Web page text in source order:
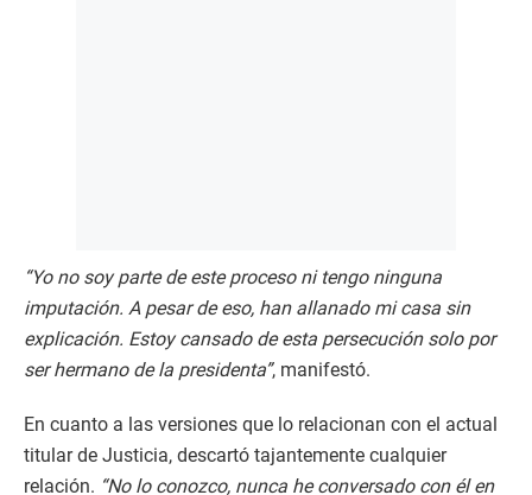
“Yo no soy parte de este proceso ni tengo ninguna
imputación. A pesar de eso, han allanado mi casa sin
explicación. Estoy cansado de esta persecución solo por
ser hermano de la presidenta”, manifestó.
En cuanto a las versiones que lo relacionan con el actual
titular de Justicia, descartó tajantemente cualquier
relación. “No lo conozco, nunca he conversado con él en